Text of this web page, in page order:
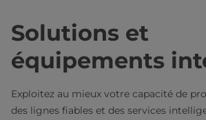
Solutions et
équipements
Exploitez au mieux votre capacité de
des lignes fiables et des services